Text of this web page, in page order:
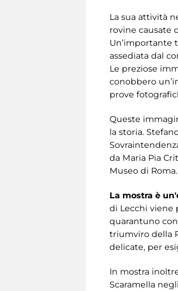
La sua attività
rovine causate
Un’importante
assediata dal
Le preziose
conobbero
prove
Queste
la storia.
da Maria Pia
Museo di Roma.
La mostra è
di Lecchi viene
quarantuno
triumviro della
delicate, per
In mostra
Scaramella